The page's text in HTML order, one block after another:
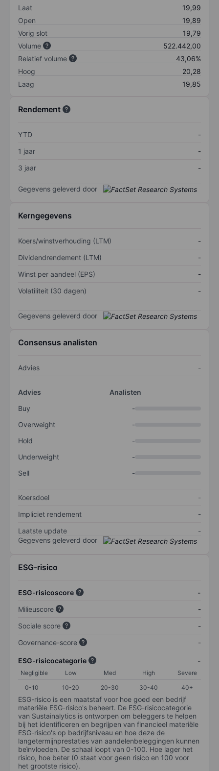
Laat
19,99
Open
19,89
Vorig slot
19,79
Volume
522.442,00
Relatief volume
43,06%
Hoog
20,28
Laag
19,85
Rendement
YTD
-
1 jaar
-
3 jaar
-
Gegevens geleverd door
Kerngegevens
Koers/winstverhouding (LTM)
-
Dividendrendement (LTM)
-
Winst per aandeel (EPS)
-
Volatiliteit (30 dagen)
-
Gegevens geleverd door
Consensus analisten
Advies -
Advies
Analisten
Buy
-
Overweight
-
Hold
-
Underweight
-
Sell
-
Koersdoel
-
Impliciet rendement
-
Laatste update
-
Gegevens geleverd door
ESG-risico
ESG-risicoscore
-
Milieuscore
-
Sociale score
-
Governance-score
-
ESG-risicocategorie -
Negligible Low Med High
Severe
0-10
10-20 20-30 30-40 40+
ESG-risico is een maatstaf voor hoe goed een bedrijf
materiële ESG-risico's beheert. De ESG-risicocategorie
van Sustainalytics is ontworpen om beleggers te helpen
bij het identificeren en begrijpen van financieel materiële
ESG-risico's op bedrijfsniveau en hoe deze de
langetermijnprestaties van aandelenbeleggingen kunnen
beïnvloeden. De schaal loopt van 0-100. Hoe lager het
risico, hoe beter (0 staat voor geen risico en 100 voor
het grootste risico).